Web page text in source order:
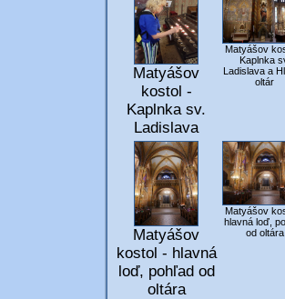
Matyášov
kostol -
Kaplnka sv.
Ladislava
Matyášov
Kaplnka
Ladislava a
oltár
Matyášov
kostol - hlavná
loď, pohľad od
oltára
Matyášov
hlavná loď,
od oltára